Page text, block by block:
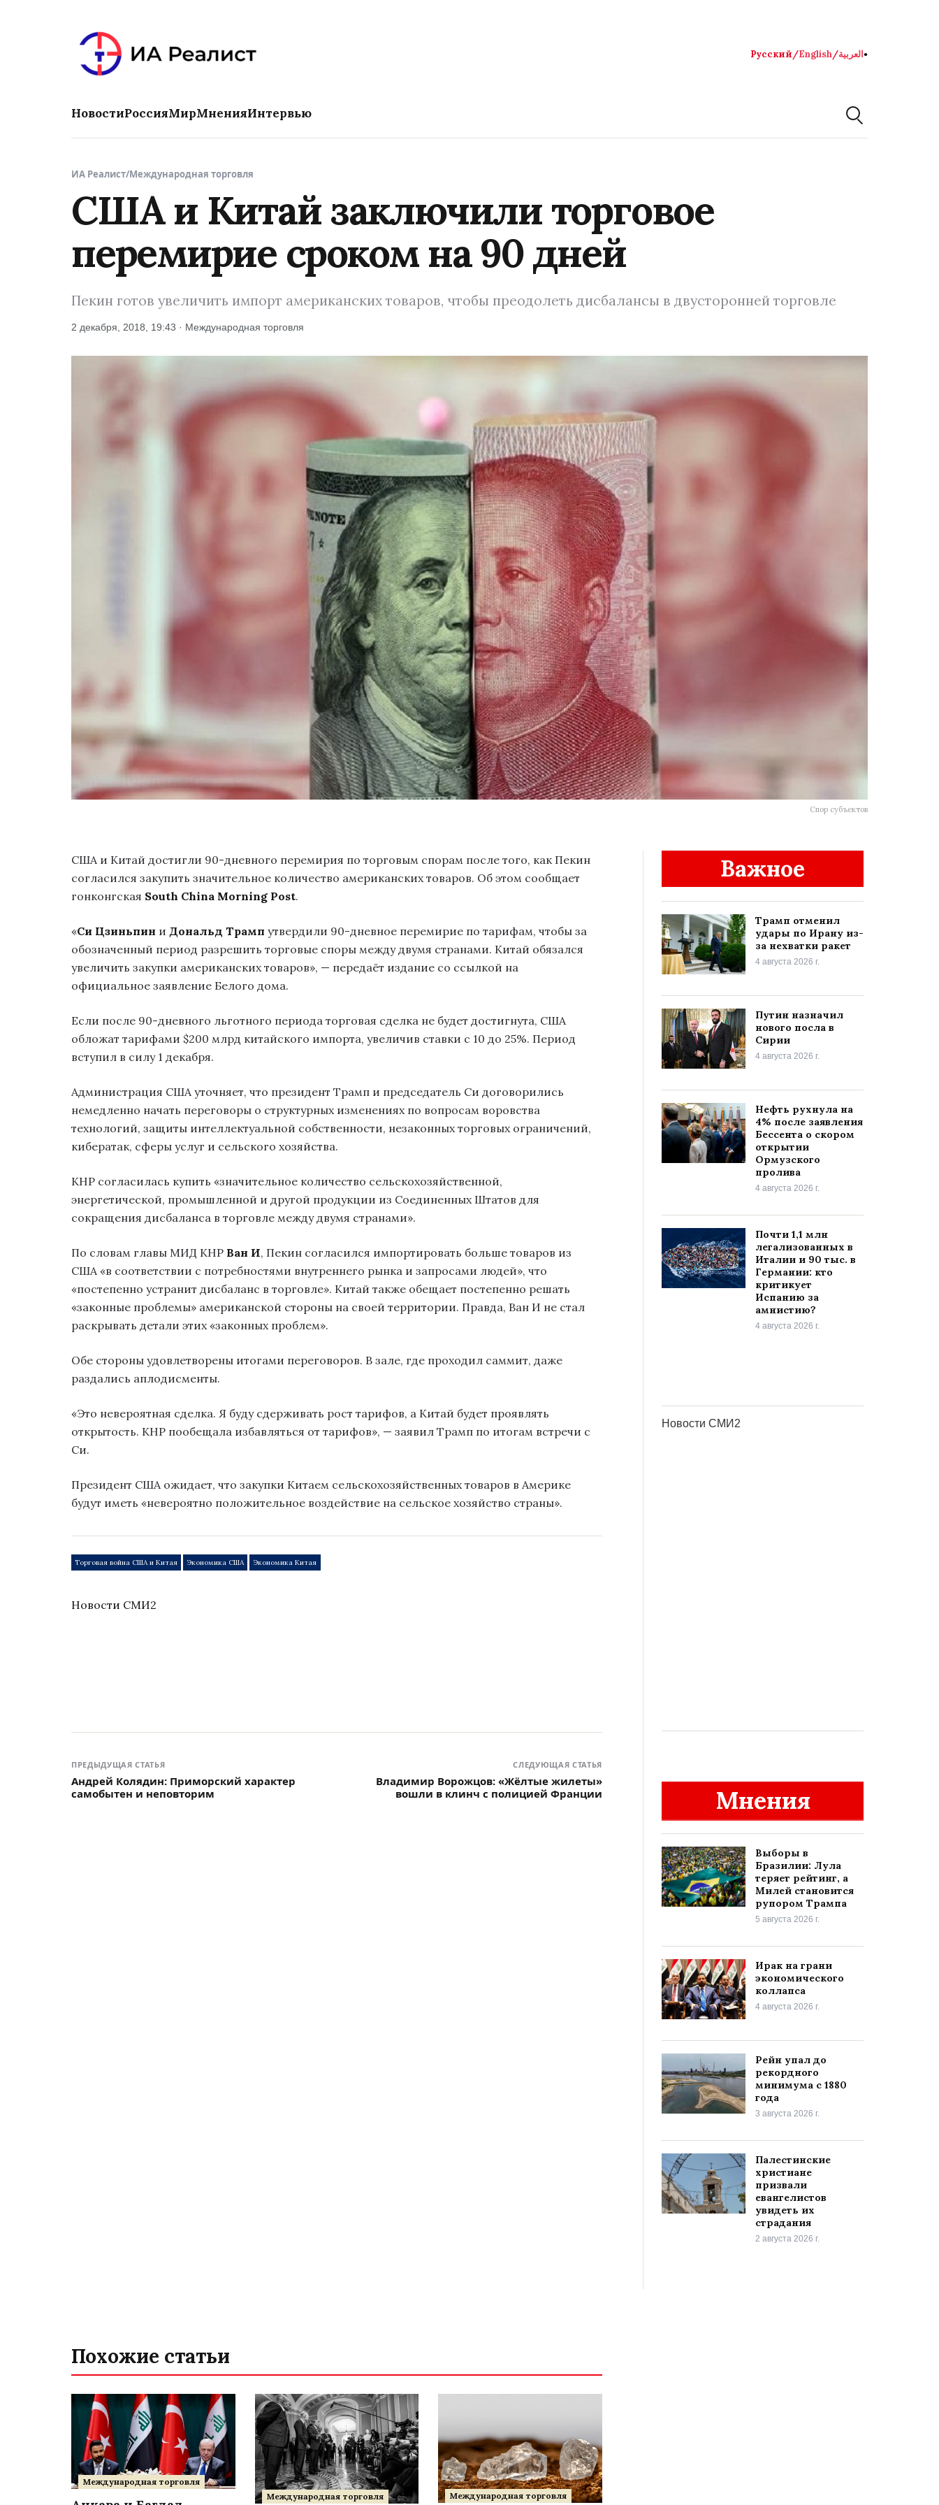
Русский/English/العربية●
НовостиРоссияМирМненияИнтервью
ИА Реалист/Международная торговля
США и Китай заключили торговое
перемирие сроком на 90 дней
Пекин готов увеличить импорт американских товаров, чтобы преодолеть дисбалансы в двусторонней торговле
2 декабря, 2018, 19:43 · Международная торговля
Спор субъектов
США и Китай достигли 90-дневного перемирия по торговым спорам после того, как Пекин
согласился закупить значительное количество американских товаров. Об этом сообщает
гонконгская South China Morning Post.
«Си Цзиньпин и Дональд Трамп утвердили 90-дневное перемирие по тарифам, чтобы за
обозначенный период разрешить торговые споры между двумя странами. Китай обязался
увеличить закупки американских товаров», — передаёт издание со ссылкой на
официальное заявление Белого дома.
Если после 90-дневного льготного периода торговая сделка не будет достигнута, США
обложат тарифами $200 млрд китайского импорта, увеличив ставки с 10 до 25%. Период
вступил в силу 1 декабря.
Администрация США уточняет, что президент Трамп и председатель Си договорились
немедленно начать переговоры о структурных изменениях по вопросам воровства
технологий, защиты интеллектуальной собственности, незаконных торговых ограничений,
кибератак, сферы услуг и сельского хозяйства.
КНР согласилась купить «значительное количество сельскохозяйственной,
энергетической, промышленной и другой продукции из Соединенных Штатов для
сокращения дисбаланса в торговле между двумя странами».
По словам главы МИД КНР Ван И, Пекин согласился импортировать больше товаров из
США «в соответствии с потребностями внутреннего рынка и запросами людей», что
«постепенно устранит дисбаланс в торговле». Китай также обещает постепенно решать
«законные проблемы» американской стороны на своей территории. Правда, Ван И не стал
раскрывать детали этих «законных проблем».
Обе стороны удовлетворены итогами переговоров. В зале, где проходил саммит, даже
раздались аплодисменты.
«Это невероятная сделка. Я буду сдерживать рост тарифов, а Китай будет проявлять
открытость. КНР пообещала избавляться от тарифов», — заявил Трамп по итогам встречи с
Си.
Президент США ожидает, что закупки Китаем сельскохозяйственных товаров в Америке
будут иметь «невероятно положительное воздействие на сельское хозяйство страны».
Торговая война США и Китая Экономика США Экономика Китая
Новости СМИ2
ПРЕДЫДУЩАЯ СТАТЬЯ
Андрей Колядин: Приморский характер
самобытен и неповторим
СЛЕДУЮЩАЯ СТАТЬЯ
Владимир Ворожцов: «Жёлтые жилеты»
вошли в клинч с полицией Франции
Важное
Трамп отменил
удары по Ирану из-
за нехватки ракет
4 августа 2026 г.
Путин назначил
нового посла в
Сирии
4 августа 2026 г.
Нефть рухнула на
4% после заявления
Бессента о скором
открытии
Ормузского
пролива
4 августа 2026 г.
Почти 1,1 млн
легализованных в
Италии и 90 тыс. в
Германии: кто
критикует
Испанию за
амнистию?
4 августа 2026 г.
Мнения
Выборы в
Бразилии: Лула
теряет рейтинг, а
Милей становится
рупором Трампа
5 августа 2026 г.
Ирак на грани
экономического
коллапса
4 августа 2026 г.
Рейн упал до
рекордного
минимума с 1880
года
3 августа 2026 г.
Палестинские
христиане
призвали
евангелистов
увидеть их
страдания
2 августа 2026 г.
Похожие статьи
Международная торговля
Международная торговля Международная торговля